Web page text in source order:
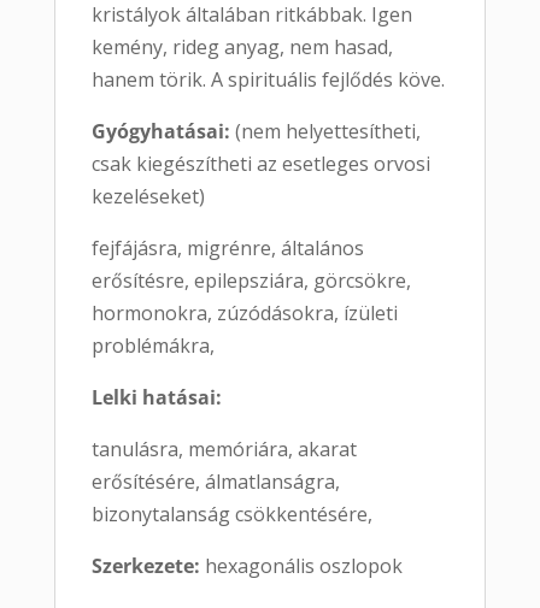
kristályok általában ritkábbak. Igen
kemény, rideg anyag, nem hasad,
hanem törik. A spirituális fejlődés köve.
Gyógyhatásai: (nem helyettesítheti,
csak kiegészítheti az esetleges orvosi
kezeléseket)
fejfájásra, migrénre, általános
erősítésre, epilepsziára, görcsökre,
hormonokra, zúzódásokra, ízületi
problémákra,
Lelki hatásai:
tanulásra, memóriára, akarat
erősítésére, álmatlanságra,
bizonytalanság csökkentésére,
Szerkezete: hexagonális oszlopok